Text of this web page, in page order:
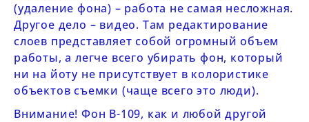
(удаление фона) – работа не самая несложная.
Другое дело – видео. Там редактирование
слоев представляет собой огромный объем
работы, а легче всего убирать фон, который
ни на йоту не присутствует в колористике
объектов съемки (чаще всего это люди).
Внимание! Фон B-109, как и любой другой